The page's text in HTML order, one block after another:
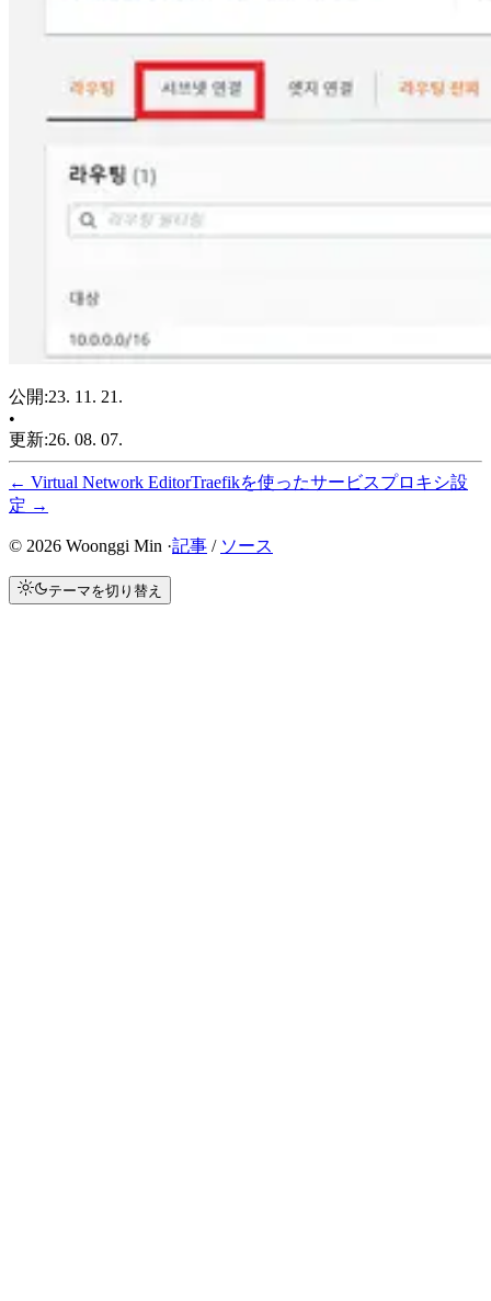
公開:23. 11. 21.
•
更新:26. 08. 07.
← Virtual Network EditorTraefikを使ったサービスプロキシ設
定 →
© 2026 Woonggi Min ·記事 / ソース
テーマを切り替え